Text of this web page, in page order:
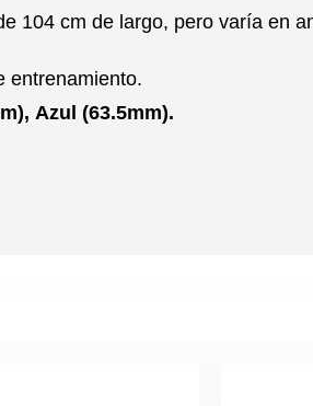
104 cm de largo, pero varía en
entrenamiento.
Azul (63.5mm).